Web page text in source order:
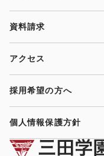
資料請求
アクセス
採用希望の方へ
個人情報保護方針